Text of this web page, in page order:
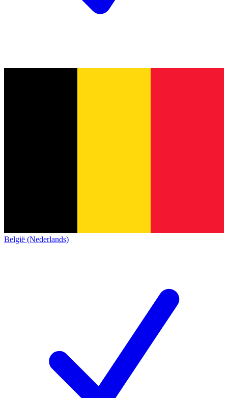
België (Nederlands)